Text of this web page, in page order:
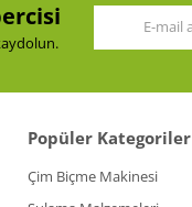
Popüler Kategoriler
Çim Biçme Makinesi